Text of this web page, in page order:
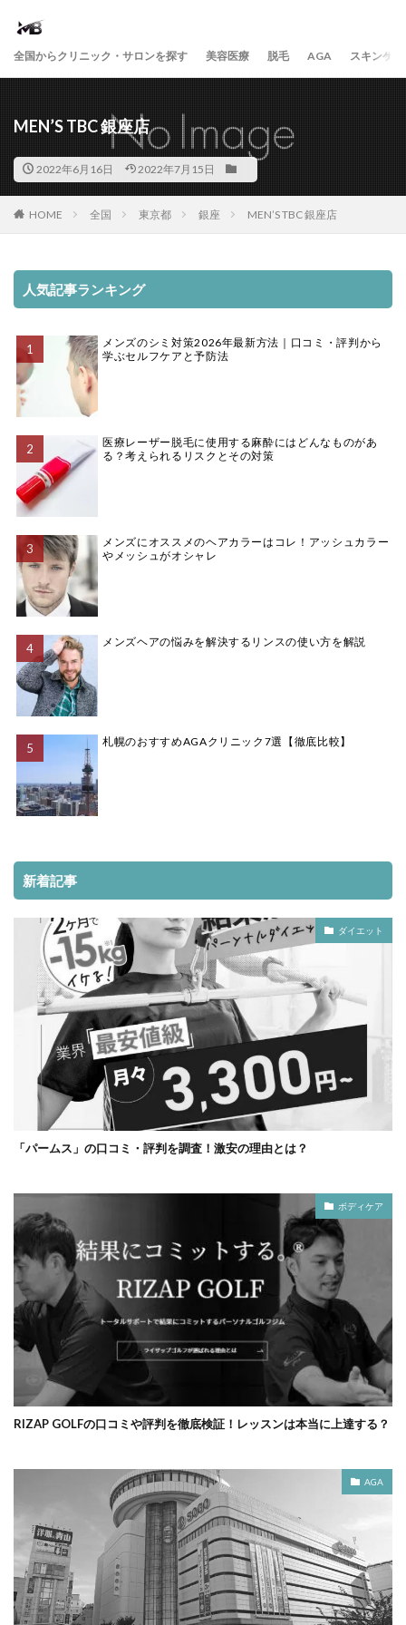
全国からクリニック・サロンを探す 美容医療 脱毛 AGA スキンケア
MEN’S TBC 銀座店
2022年6月16日 2022年7月15日
HOME 全国 東京都 銀座 MEN’S TBC 銀座店
人気記事ランキング
メンズのシミ対策2026年最新方法｜口コミ・評判から
学ぶセルフケアと予防法
医療レーザー脱毛に使用する麻酔にはどんなものがあ
る？考えられるリスクとその対策
メンズにオススメのヘアカラーはコレ！アッシュカラー
やメッシュがオシャレ
メンズヘアの悩みを解決するリンスの使い方を解説
札幌のおすすめAGAクリニック7選【徹底比較】
新着記事
ダイエット
「パームス」の口コミ・評判を調査！激安の理由とは？
ボディケア
RIZAP GOLFの口コミや評判を徹底検証！レッスンは本当に上達する？
AGA